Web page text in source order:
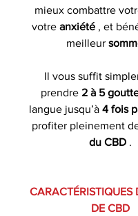
mieux combattre
votre anxiété , et
meilleur
Il vous suffit
prendre 2 à 5
langue jusqu’à 4 fois
profiter pleinement
du CBD .
CARACTÉRISTIQUES
DE CBD